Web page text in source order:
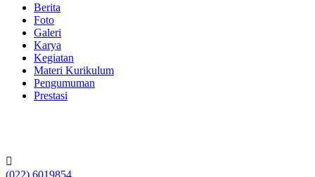
Berita
Foto
Galeri
Karya
Kegiatan
Materi Kurikulum
Pengumuman
Prestasi
(022) 6019854